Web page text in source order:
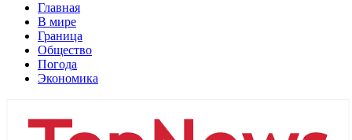
Главная
В мире
Граница
Общество
Погода
Экономика